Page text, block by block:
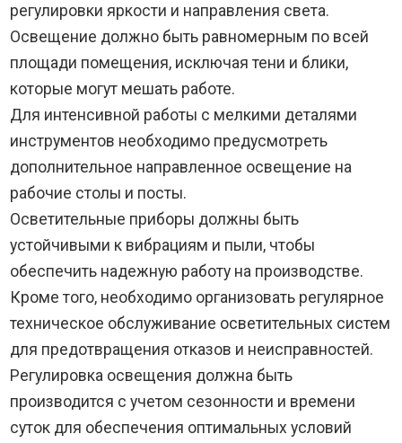
регулировки яркости и направления света.
Освещение должно быть равномерным по всей
площади помещения, исключая тени и блики,
которые могут мешать работе.
Для интенсивной работы с мелкими деталями
инструментов необходимо предусмотреть
дополнительное направленное освещение на
рабочие столы и посты.
Осветительные приборы должны быть
устойчивыми к вибрациям и пыли, чтобы
обеспечить надежную работу на производстве.
Кроме того, необходимо организовать регулярное
техническое обслуживание осветительных систем
для предотвращения отказов и неисправностей.
Регулировка освещения должна быть
производится с учетом сезонности и времени
суток для обеспечения оптимальных условий